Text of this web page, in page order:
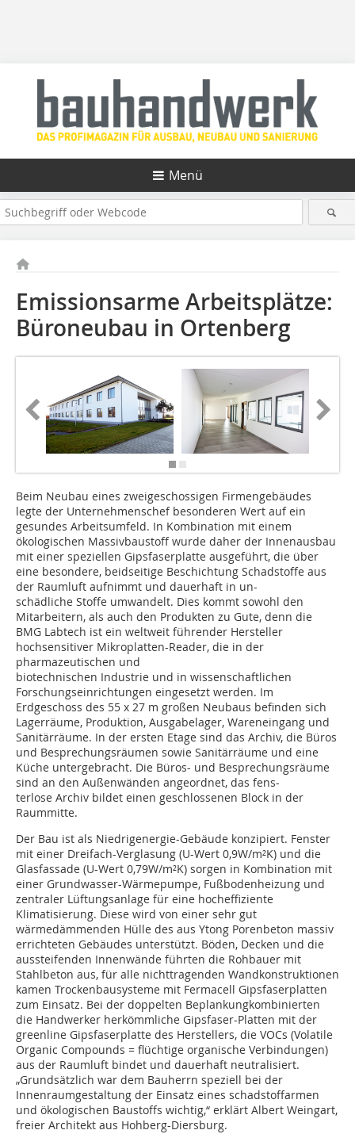
Menü
Emissionsarme Arbeitsplätze:
Büroneubau in Ortenberg
Beim Neubau eines zweigeschossigen Firmengebäudes
legte der Unternehmenschef besonderen Wert auf ein
gesundes Arbeitsumfeld. In Kombination mit einem
ökologischen Massivbaustoff wurde daher der Innenausbau
mit einer speziellen Gipsfaserplatte ausgeführt, die über
eine besondere, beidseitige Beschichtung Schadstoffe aus
der Raumluft aufnimmt und dauerhaft in un-
schädliche Stoffe umwandelt. Dies kommt sowohl den
Mitarbeitern, als auch den Produkten zu Gute, denn die
BMG Labtech ist ein weltweit führender Hersteller
hochsensitiver Mikroplatten-Reader, die in der
pharmazeutischen und
biotechnischen Industrie und in wissenschaftlichen
Forschungseinrichtungen eingesetzt werden. Im
Erdgeschoss des 55 x 27 m großen Neubaus befinden sich
Lagerräume, Produktion, Ausgabelager, Wareneingang und
Sanitärräume. In der ersten Etage sind das Archiv, die Büros
und Besprechungsräumen sowie Sanitärräume und eine
Küche untergebracht. Die Büros- und Besprechungsräume
sind an den Außenwänden angeordnet, das fens-
terlose Archiv bildet einen geschlossenen Block in der
Raummitte.
Der Bau ist als Niedrigenergie-Gebäude konzipiert. Fenster
mit einer Dreifach-Verglasung (U-Wert 0,9W/m²K) und die
Glasfassade (U-Wert 0,79W/m²K) sorgen in Kombination mit
einer Grundwasser-Wärmepumpe, Fußbodenheizung und
zentraler Lüftungsanlage für eine hocheffiziente
Klimatisierung. Diese wird von einer sehr gut
wärmedämmenden Hülle des aus Ytong Porenbeton massiv
errichteten Gebäudes unterstützt. Böden, Decken und die
aussteifenden Innenwände führten die Rohbauer mit
Stahlbeton aus, für alle nichttragenden Wandkonstruktionen
kamen Trockenbausysteme mit Fermacell Gipsfaserplatten
zum Einsatz. Bei der doppelten Beplankungkombinierten
die Handwerker herkömmliche Gipsfaser-Platten mit der
greenline Gipsfaserplatte des Herstellers, die VOCs (Volatile
Organic Compounds = flüchtige organische Verbindungen)
aus der Raumluft bindet und dauerhaft neutralisiert.
„Grundsätzlich war dem Bauherrn speziell bei der
Innenraumgestaltung der Einsatz eines schadstoffarmen
und ökologischen Baustoffs wichtig,“ erklärt Albert Weingart,
freier Architekt aus Hohberg-Diersburg.